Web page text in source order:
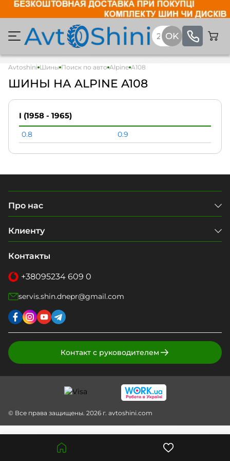
Avtoshini Шины Поиск по авто Alpine A108
ШИНЫ НА ALPINE A108
I (1958 - 1965)
0.8 0.9
Про нас
Клиенту
Контакты
+38095234 609 0
servis.shin.dnepr@gmail.com
Контакт с руководителем
© Все права защищены. 2026 г. avtoshini.com